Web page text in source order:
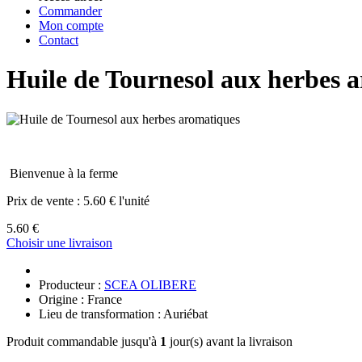
Commander
Mon compte
Contact
Huile de Tournesol aux herbes
Bienvenue à la ferme
Prix de vente : 5.60 € l'unité
5.60 €
Choisir une livraison
Producteur : SCEA OLIBERE
Origine : France
Lieu de transformation : Auriébat
Produit commandable jusqu'à 1 jour(s) avant la livraison